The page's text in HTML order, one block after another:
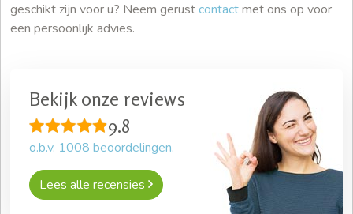
geschikt zijn voor u? Neem gerustcontactmet ons op voor
een persoonlijk advies.
Bekijk onze reviews
9.8
o.b.v. 1008 beoordelingen.
Lees alle recensies